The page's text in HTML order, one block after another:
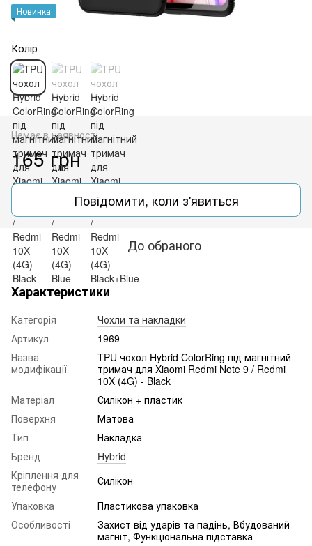
Новинка
Колір
Немає в наявності
165 грн
Повідомити, коли з'явиться
До обраного
Характеристики
Категорія
Чохли та накладки
Артикул
1969
Назва
модифікації
TPU чохол Hybrid ColorRing під магнітний
тримач для Xiaomi Redmi Note 9 / Redmi
10X (4G) - Black
Матеріал
Силікон + пластик
Поверхня
Матова
Тип
Накладка
Бренд
Hybrid
Кріплення для
телефону
Силікон
Упаковка
Пластикова упаковка
Особливості
Захист від ударів та падінь, Вбудований
магніт, Функціональна підставка